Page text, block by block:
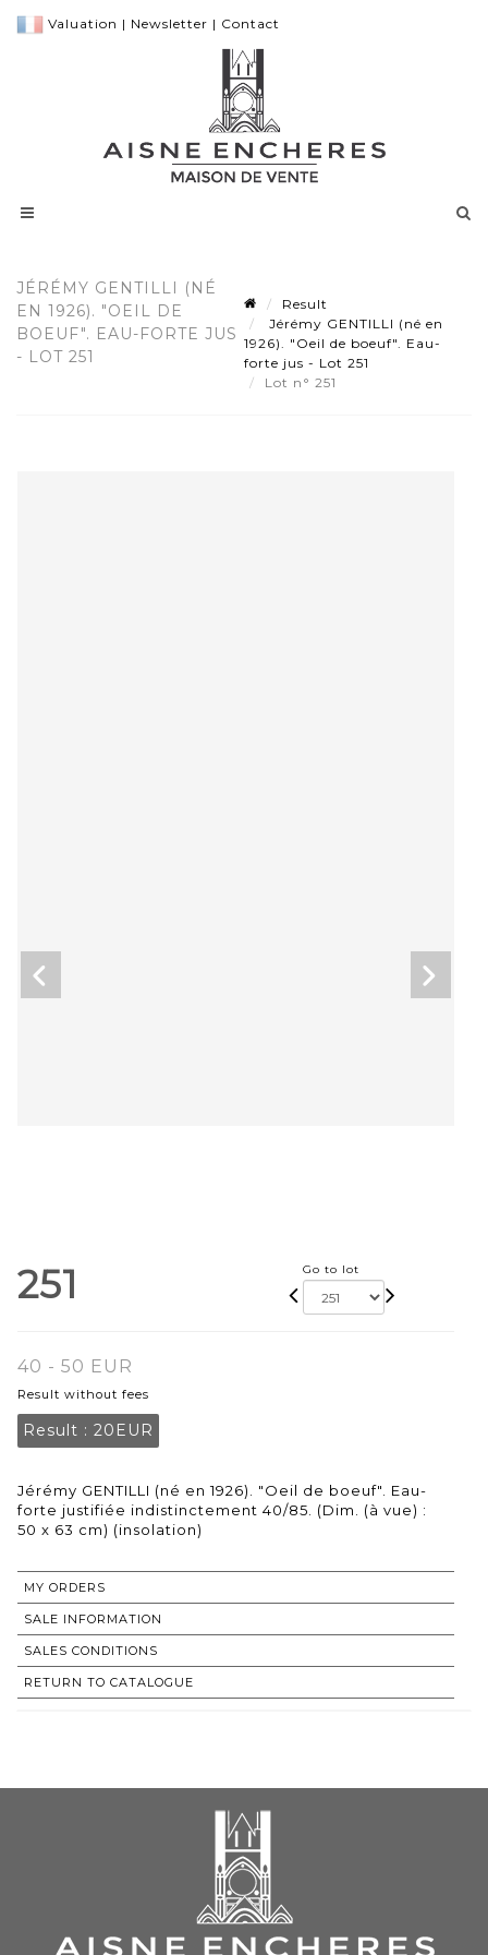
Valuation | Newsletter | Contact
JÉRÉMY GENTILLI (NÉ
EN 1926). "OEIL DE
BOEUF". EAU-FORTE JUS
- LOT 251
Result
Jérémy GENTILLI (né en
1926). "Oeil de boeuf". Eau-
forte jus - Lot 251
Lot n° 251
251 Go to lot
40 - 50 EUR
Result without fees
Result : 20EUR
Jérémy GENTILLI (né en 1926). "Oeil de boeuf". Eau-
forte justifiée indistinctement 40/85. (Dim. (à vue) :
50 x 63 cm) (insolation)
MY ORDERS
SALE INFORMATION
SALES CONDITIONS
RETURN TO CATALOGUE